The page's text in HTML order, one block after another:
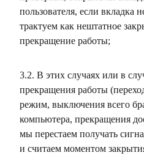
пользователя, если вкладка
трактуем как нештатное
прекращение работы;
3.2. В этих случаях или в
прекращения работы
режим, выключения всего
компьютера, прекращения
мы перестаем получать
и считаем моментом